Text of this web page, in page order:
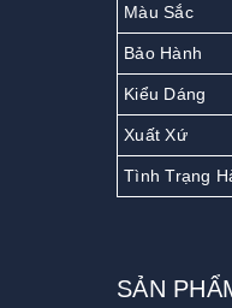
Màu Sắc
Bảo Hành
Kiểu Dáng
Xuất Xứ
Tình Trạng
SẢN